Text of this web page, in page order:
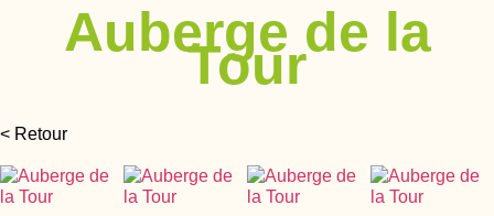
Auberge de la
Tour
< Retour